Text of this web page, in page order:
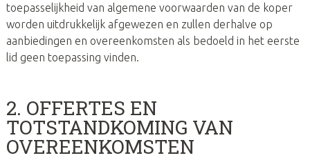
toepasselijkheid van algemene voorwaarden van de koper
worden uitdrukkelijk afgewezen en zullen derhalve op
aanbiedingen en overeenkomsten als bedoeld in het eerste
lid geen toepassing vinden.
2. OFFERTES EN
TOTSTANDKOMING VAN
OVEREENKOMSTEN